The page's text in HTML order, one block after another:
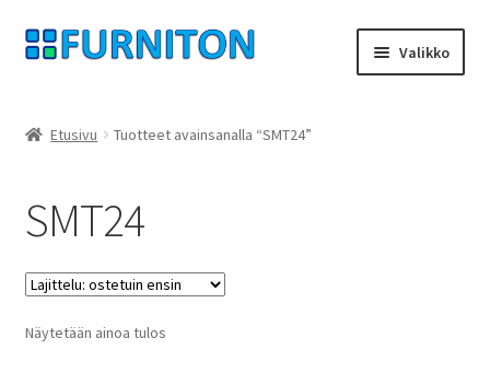
Siirry
navigointiin
Siirry
sisältöön
Valikko
yksityisyyttä
peruuttamisoikeus
Ottaa yhteyttä
Etusivu Tuotteet avainsanalla “SMT24”
SMT24
Näytetään ainoa tulos